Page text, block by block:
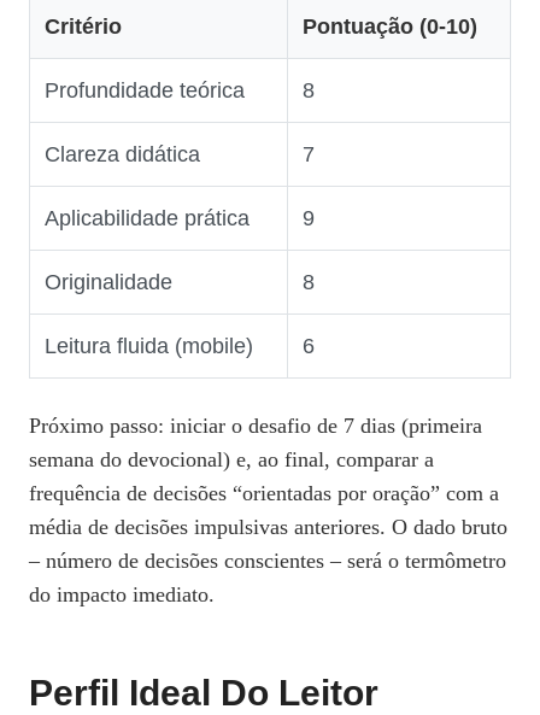
Critério Pontuação (0‑10)
Profundidade teórica 8
Clareza didática 7
Aplicabilidade prática 9
Originalidade 8
Leitura fluida (mobile) 6
Próximo passo: iniciar o desafio de 7 dias (primeira
semana do devocional) e, ao final, comparar a
frequência de decisões “orientadas por oração” com a
média de decisões impulsivas anteriores. O dado bruto
– número de decisões conscientes – será o termômetro
do impacto imediato.
Perfil Ideal Do Leitor